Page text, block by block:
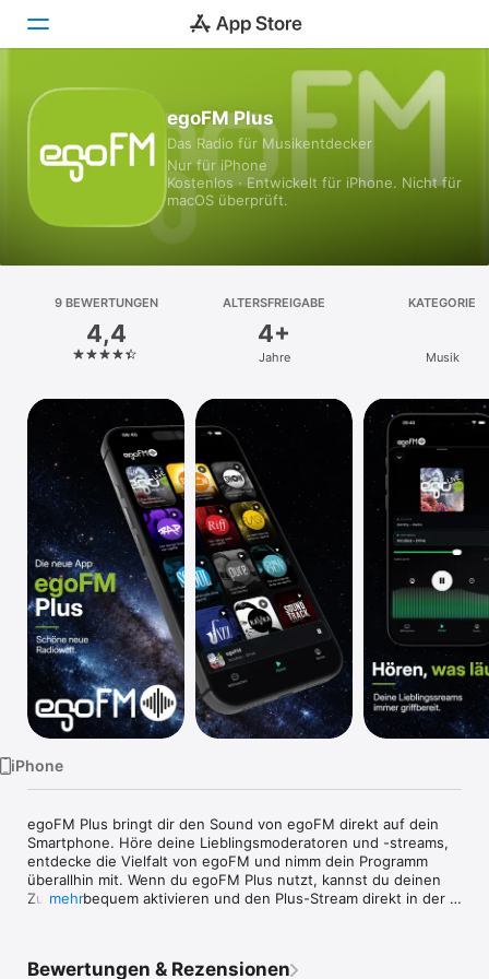
Spiele
Plattform
iPhone
iPad
Vision
Watch
TV
egoFM Plus
Das Radio für Musikentdecker
Nur für iPhone
Kostenlos · Entwickelt für iPhone. Nicht für
macOS überprüft.
9 BEWERTUNGEN
4,4
ALTERSFREIGABE
4+
Jahre
KATEGORIE
Musik
iPhone
egoFM Plus bringt dir den Sound von egoFM direkt auf dein
Smartphone. Höre deine Lieblingsmoderatoren und -streams,
entdecke die Vielfalt von egoFM und nimm dein Programm
überallhin mit. Wenn du egoFM Plus nutzt, kannst du deinen
Zugang bequem aktivieren und den Plus-Stream direkt in der
sondern auch im ganzen Haus klingt. Einfach starten,
mehr
Bewertungen & Rezensionen